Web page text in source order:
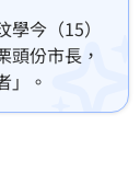
今（15）
頭份市長，
」。